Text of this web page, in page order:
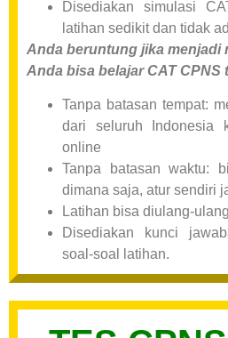
Disediakan simulasi
latihan sedikit dan tidak
Anda beruntung jika menjadi
Anda bisa belajar CAT CPNS
Tanpa batasan tempat:
dari seluruh Indonesia
online
Tanpa batasan waktu:
dimana saja, atur sendiri
Latihan bisa diulang-
Disediakan kunci
soal-soal latihan.